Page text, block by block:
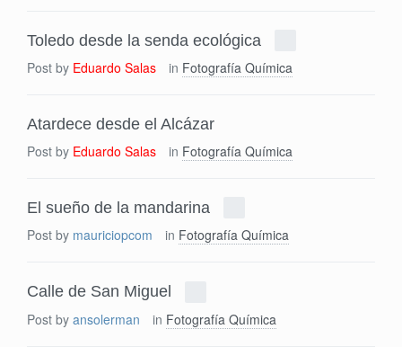
Toledo desde la senda ecológica
Post by Eduardo Salas in Fotografía Química
Atardece desde el Alcázar
Post by Eduardo Salas in Fotografía Química
El sueño de la mandarina
Post by mauriciopcom in Fotografía Química
Calle de San Miguel
Post by ansolerman in Fotografía Química